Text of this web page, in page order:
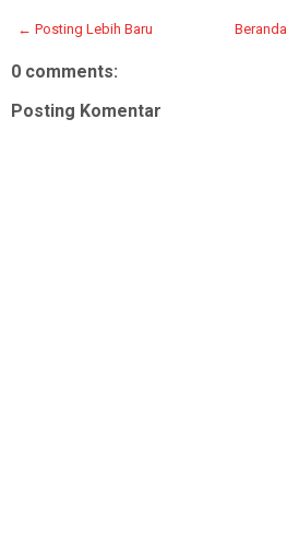
← Posting Lebih Baru Beranda
0 comments:
Posting Komentar